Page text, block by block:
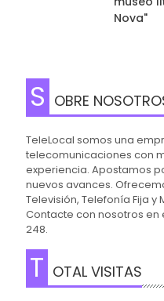
Nova"
S OBRE
TeleLocal somos una
telecomunicaciones con
experiencia. Apostamos
nuevos avances.
Televisión, Telefonía Fija y
Contacte con nosotros en
248.
T OTAL VISITAS